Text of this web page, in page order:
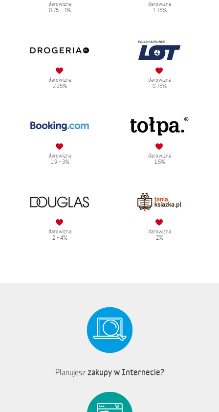
darowizna
0.75 - 3%
darowizna
1.75%
darowizna
2.25%
darowizna
0.75%
darowizna
1.9 - 3%
darowizna
1.5%
darowizna
2 - 4%
darowizna
2%
Planujesz zakupy w Internecie?